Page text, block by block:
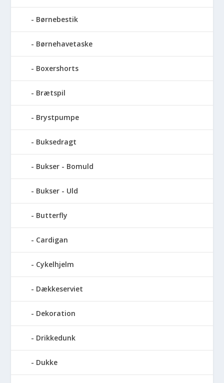
Børnebestik
Børnehavetaske
Boxershorts
Brætspil
Brystpumpe
Buksedragt
Bukser - Bomuld
Bukser - Uld
Butterfly
Cardigan
Cykelhjelm
Dækkeserviet
Dekoration
Drikkedunk
Dukke